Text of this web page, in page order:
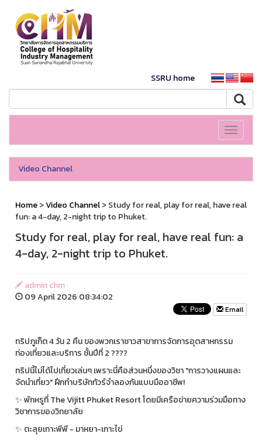
SSRU home
Toggle
Video Channel
Home>Video Channel> Study for real, play for real, have real
fun: a 4-day, 2-night trip to Phuket.
Study for real, play for real, have real fun: a
4-day, 2-night trip to Phuket.
admin chm
09 April 2026 08:34:02
Email
ทริปภูเก็ต 4 วัน 2 คืน ของพวกเราชาวสาขาการจัดการอุตสาหกรรม
ท่องเที่ยวและบริการ ชั้นปีที่ 2 ????
ทริปนี้ไม่ได้ไปเที่ยวเล่นๆ เพราะนี่คือส่วนหนึ่งของวิชา "การวางแผนและ
จัดนำเที่ยว" ฝึกทำบริษัททัวร์จำลองกันแบบมืออาชีพ!
✨ พักหรูที่ The Vijitt Phuket Resort โดยมีเครือข่ายความร่วมมือทาง
วิชาการของวิทยาลัย
✨ ตะลุยเกาะพีพี - มาหยา-เกาะไข่